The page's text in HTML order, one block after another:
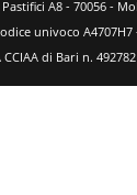
A8 - 70056 -
univoco
CCIAA di Bari n.